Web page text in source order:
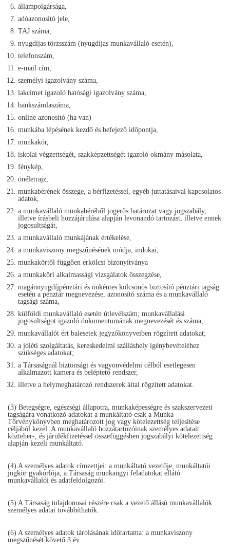
állampolgársága,
adóazonosító jele,
TAJ száma,
nyugdíjas törzsszám (nyugdíjas munkavállaló esetén),
telefonszám,
e-mail cím,
személyi igazolvány száma,
lakcímet igazoló hatósági igazolvány száma,
bankszámlaszáma,
online azonosító (ha van)
munkába lépésének kezdő és befejező időpontja,
munkakör,
iskolai végzettségét, szakképzettségét igazoló okmány másolata,
fénykép,
önéletrajz,
munkabérének összege, a bérfizetéssel, egyéb juttatásaival kapcsolatos
adatok,
a munkavállaló munkabéréből jogerős határozat vagy jogszabály,
illetve írásbeli hozzájárulása alapján levonandó tartozást, illetve ennek
jogosultságát,
a munkavállaló munkájának értékelése,
a munkaviszony megszűnésének módja, indokai,
munkakörtől függően erkölcsi bizonyítványa
a munkaköri alkalmassági vizsgálatok összegzése,
magánnyugdíjpénztári és önkéntes kölcsönös biztosító pénztári tagság
esetén a pénztár megnevezése, azonosító száma és a munkavállaló
tagsági száma,
külföldi munkavállaló esetén útlevélszám; munkavállalási
jogosultságot igazoló dokumentumának megnevezését és száma,
munkavállalót ért balesetek jegyzőkönyveiben rögzített adatokat;
a jóléti szolgáltatás, kereskedelmi szálláshely igénybevételéhez
szükséges adatokat;
a Társaságnál biztonsági és vagyonvédelmi célból esetlegesen
alkalmazott kamera és beléptető rendszer,
illetve a helymeghatározó rendszerek által rögzített adatokat.
(3) Betegségre, egészségi állapotra, munkaképességre és szakszervezeti
tagságára vonatkozó adatokat a munkáltató csak a Munka
Törvénykönyvben meghatározott jog vagy kötelezettség teljesítése
céljából kezel. A munkavállaló hozzátartozóinak személyes adatait
közteher-, és járulékfizetéssel összefüggésben jogszabályi kötelezettség
alapján kezeli munkáltató.
(4) A személyes adatok címzettjei: a munkáltató vezetője, munkáltatói
jogkör gyakorlója, a Társaság munkaügyi feladatokat ellátó
munkavállalói és adatfeldolgozói.
(5) A Társaság tulajdonosai részére csak a vezető állású munkavállalók
személyes adatai továbbíthatók.
(6) A személyes adatok tárolásának időtartama: a munkaviszony
megszűnését követő 3 év.